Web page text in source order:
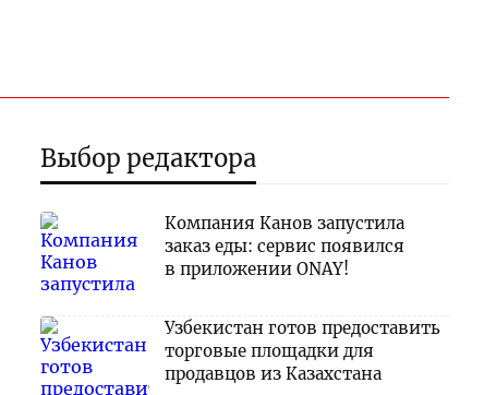
Выбор редактора
Компания Канов запустила
заказ еды: сервис появился
в приложении ONAY!
Узбекистан готов предоставить
торговые площадки для
продавцов из Казахстана